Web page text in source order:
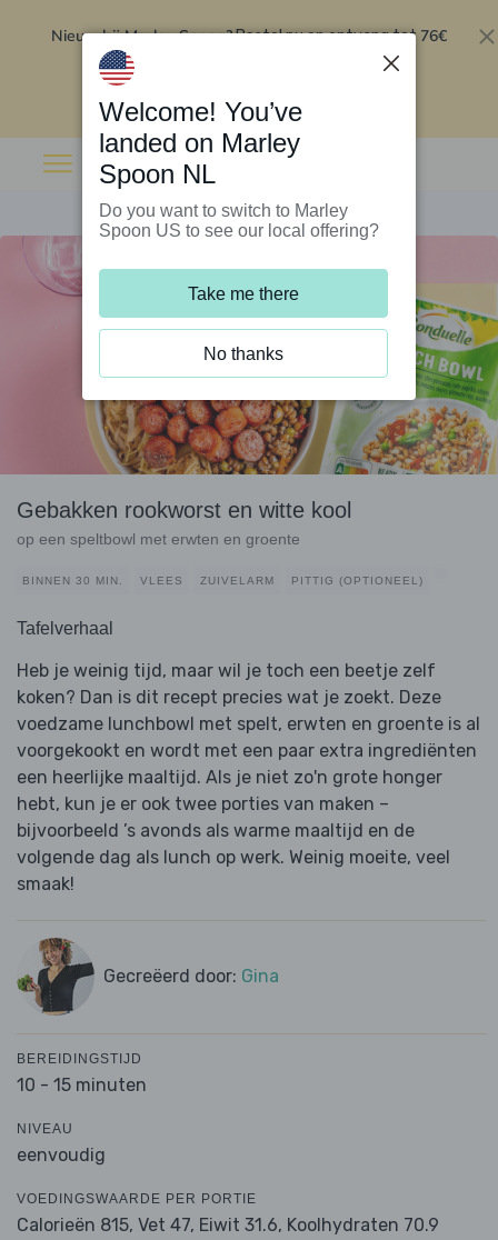
Nieuw bij Marley Spoon?Bestel nu en ontvang tot 76€
Gebakken rookworst en witte kool
op een speltbowl met erwten en groente
BINNEN 30 MIN. VLEES ZUIVELARM PITTIG (OPTIONEEL)
Tafelverhaal
Heb je weinig tijd, maar wil je toch een beetje zelf
koken? Dan is dit recept precies wat je zoekt. Deze
voedzame lunchbowl met spelt, erwten en groente is al
voorgekookt en wordt met een paar extra ingrediënten
een heerlijke maaltijd. Als je niet zo'n grote honger
hebt, kun je er ook twee porties van maken –
bijvoorbeeld ’s avonds als warme maaltijd en de
volgende dag als lunch op werk. Weinig moeite, veel
smaak!
Gecreëerd door: Gina
BEREIDINGSTIJD
10 - 15 minuten
NIVEAU
eenvoudig
VOEDINGSWAARDE PER PORTIE
Calorieën 815, Vet 47, Eiwit 31.6, Koolhydraten 70.9
Welcome! You’ve
landed on Marley
Spoon NL
Do you want to switch to Marley
Spoon US to see our local offering?
Take me there
No thanks